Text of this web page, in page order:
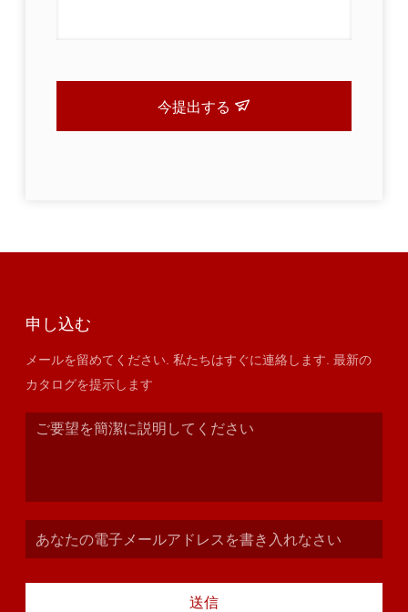
今提出する
申し込む
メールを留めてください. 私たちはすぐに連絡します. 最新の
カタログを提示します
送信